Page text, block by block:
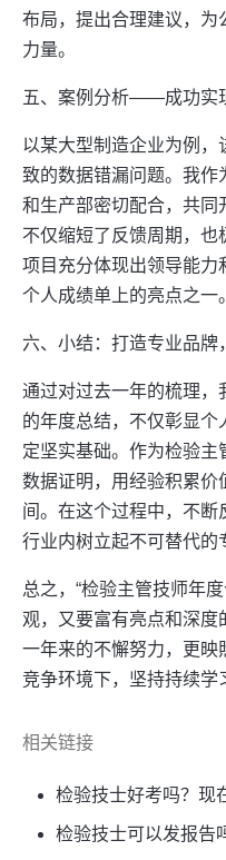
布局，提出合理建议，为
力量。
五、案例分析——成功实
以某大型制造企业为例，
致的数据错漏问题。我作
和生产部密切配合，共同
不仅缩短了反馈周期，
项目充分体现出领导能力
个人成绩单上的亮点之一。
六、小结：打造专业品牌
通过对过去一年的梳理，
的年度总结，不仅彰显
定坚实基础。作为检验主
数据证明，用经验积累价
间。在这个过程中，不断
行业内树立起不可替代的
总之，“检验主管技师年
观，又要富有亮点和深度
一年来的不懈努力，更映
竞争环境下，坚持持续学
相关链接
检验技士好考吗？现
检验技士可以发报告